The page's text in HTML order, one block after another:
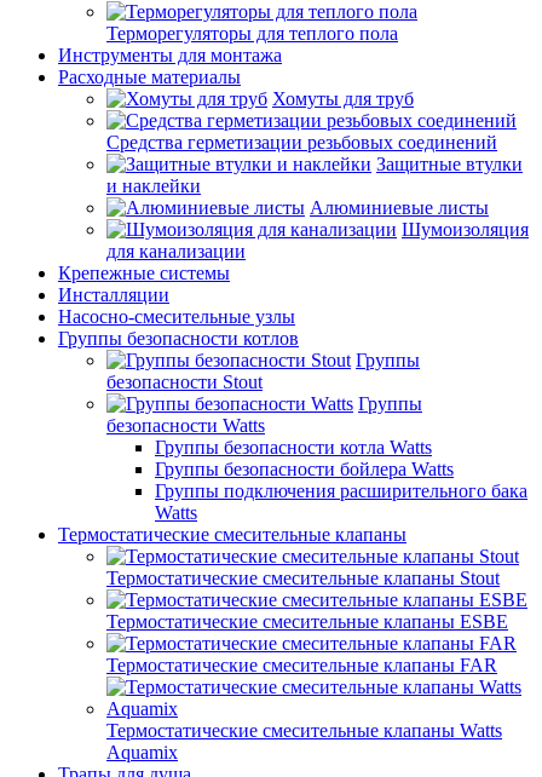
Терморегуляторы для теплого пола
Инструменты для монтажа
Расходные материалы
Хомуты для труб
Средства герметизации резьбовых соединений
Защитные втулки
и наклейки
Алюминиевые листы
Шумоизоляция
для канализации
Крепежные системы
Инсталляции
Насосно-смесительные узлы
Группы безопасности котлов
Группы
безопасности Stout
Группы
безопасности Watts
Группы безопасности котла Watts
Группы безопасности бойлера Watts
Группы подключения расширительного бака
Watts
Термостатические смесительные клапаны
Термостатические смесительные клапаны Stout
Термостатические смесительные клапаны ESBE
Термостатические смесительные клапаны FAR
Термостатические смесительные клапаны Watts
Aquamix